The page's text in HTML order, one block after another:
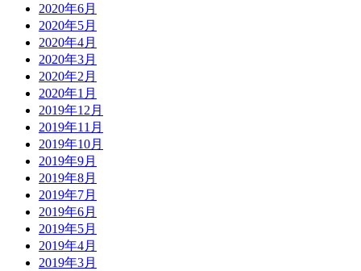
2020年6月
2020年5月
2020年4月
2020年3月
2020年2月
2020年1月
2019年12月
2019年11月
2019年10月
2019年9月
2019年8月
2019年7月
2019年6月
2019年5月
2019年4月
2019年3月